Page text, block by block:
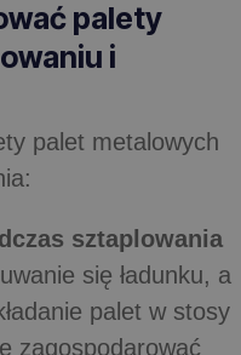
palety
i
palet metalowych
:
sztaplowania
się ładunku, a
palet w stosy
zagospodarować